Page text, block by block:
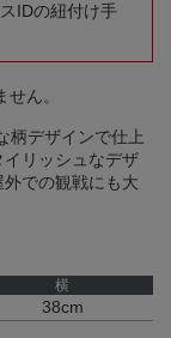
IDの紐付け手
ん。
柄デザインで仕上
リッシュなデザ
での観戦にも大
横
38cm